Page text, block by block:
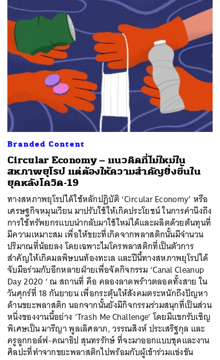
Branded Content
Circular Economy – แนวคิดที่ไม่ใหม่ใน
สหภาพยุโรป แต่ต้องให้ความสำคัญยิ่งขึ้นใน
ยุคหลังโควิด-19
ทางสหภาพยุโรปได้ใช้หลักปฏิบัติ ‘Circular Economy’ หรือ
เศรษฐกิจหมุนเวียน มาปรับใช้ให้เกิดประโยชน์ ในการคำนึงถึง
การใช้ทรัพยกรแบบนำกลับมาใช้ใหม่ได้และผลิตด้วยต้นทุนที่
มีความเหมาะสม เพื่อให้ขยะที่เกิดจากพลาสติกนั้นมีจำนวน
ปริมาณที่น้อยลง โดยเฉพาะไมโครพลาสติกที่เป็นตัวการ
สำคัญให้เกิดมลพิษบนท้องทะเล และปีนี้ทางสหภาพยุโรปได้
จับมือร่วมกับอีกหลายฝ่ายเพื่อจัดกิจกรรม ‘Canal Cleanup
Day 2020 ‘ ณ สถานที่ คือ คลองลาดพร้าวตลอดทั้งสาย ใน
วันศุกร์ที่ 18 กันยายน เพื่อกระตุ้นให้สังคมตระหนักถึงปัญหา
ด้านขยะพลาสติก นอกจากนั้นยังมีกิจกรรมร่วมสนุกที่เป็นส่วน
หนึ่งของงานนี้อย่าง ‘Trash Me Challenge’ โดยมีแขกรับเชิญ
พิเศษเป็น มารีญา พูลเลิศลาภ, วรรณสิงห์ ประเสริฐกุล และ
ครูลูกกอล์ฟ-คณาธิป สุนทรรักษ์ ที่จะมาออกแบบชุดและงาน
ศิลปะที่ทำจากขยะพลาสติกไปพร้อมกับผู้เข้าร่วมแข่งขัน